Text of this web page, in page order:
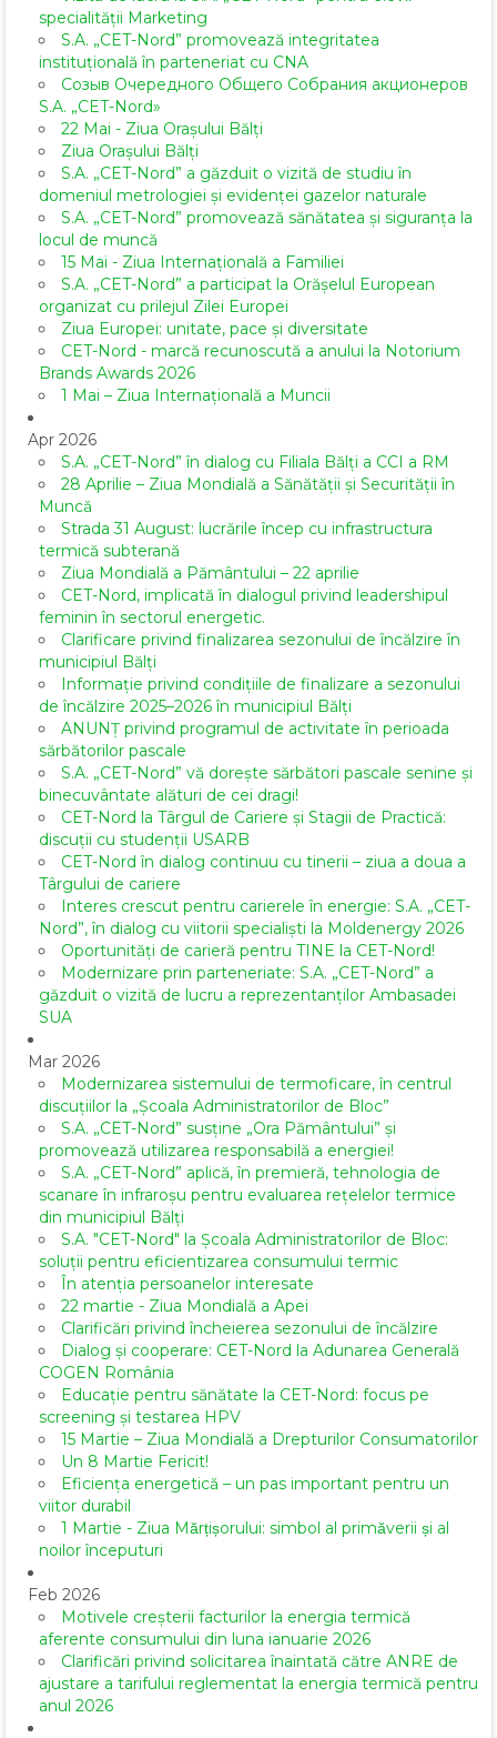
specialității Marketing
S.A. „CET-Nord” promovează integritatea
instituțională în parteneriat cu CNA
Созыв Очередного Общего Собрания акционеров
S.A. „CET-Nord»
22 Mai - Ziua Orașului Bălți
Ziua Orașului Bălți
S.A. „CET-Nord” a găzduit o vizită de studiu în
domeniul metrologiei și evidenței gazelor naturale
S.A. „CET-Nord” promovează sănătatea și siguranța la
locul de muncă
15 Mai - Ziua Internațională a Familiei
S.A. „CET-Nord” a participat la Orășelul European
organizat cu prilejul Zilei Europei
Ziua Europei: unitate, pace și diversitate
CET-Nord - marcă recunoscută a anului la Notorium
Brands Awards 2026
1 Mai – Ziua Internațională a Muncii
Apr 2026
S.A. „CET-Nord” în dialog cu Filiala Bălți a CCI a RM
28 Aprilie – Ziua Mondială a Sănătății și Securității în
Muncă
Strada 31 August: lucrările încep cu infrastructura
termică subterană
Ziua Mondială a Pământului – 22 aprilie
CET-Nord, implicată în dialogul privind leadershipul
feminin în sectorul energetic.
Clarificare privind finalizarea sezonului de încălzire în
municipiul Bălți
Informație privind condițiile de finalizare a sezonului
de încălzire 2025–2026 în municipiul Bălți
ANUNȚ privind programul de activitate în perioada
sărbătorilor pascale
S.A. „CET-Nord” vă dorește sărbători pascale senine și
binecuvântate alături de cei dragi!
CET-Nord la Târgul de Cariere și Stagii de Practică:
discuții cu studenții USARB
CET-Nord în dialog continuu cu tinerii – ziua a doua a
Târgului de cariere
Interes crescut pentru carierele în energie: S.A. „CET-
Nord”, în dialog cu viitorii specialiști la Moldenergy 2026
Oportunități de carieră pentru TINE la CET-Nord!
Modernizare prin parteneriate: S.A. „CET-Nord” a
găzduit o vizită de lucru a reprezentanților Ambasadei
SUA
Mar 2026
Modernizarea sistemului de termoficare, în centrul
discuțiilor la „Școala Administratorilor de Bloc”
S.A. „CET-Nord” susține „Ora Pământului” și
promovează utilizarea responsabilă a energiei!
S.A. „CET-Nord” aplică, în premieră, tehnologia de
scanare în infraroșu pentru evaluarea rețelelor termice
din municipiul Bălți
S.A. "CET-Nord" la Școala Administratorilor de Bloc:
soluții pentru eficientizarea consumului termic
În atenția persoanelor interesate
22 martie - Ziua Mondială a Apei
Clarificări privind încheierea sezonului de încălzire
Dialog și cooperare: CET-Nord la Adunarea Generală
COGEN România
Educație pentru sănătate la CET-Nord: focus pe
screening și testarea HPV
15 Martie – Ziua Mondială a Drepturilor Consumatorilor
Un 8 Martie Fericit!
Eficiența energetică – un pas important pentru un
viitor durabil
1 Martie - Ziua Mărțișorului: simbol al primăverii și al
noilor începuturi
Feb 2026
Motivele creșterii facturilor la energia termică
aferente consumului din luna ianuarie 2026
Clarificări privind solicitarea înaintată către ANRE de
ajustare a tarifului reglementat la energia termică pentru
anul 2026